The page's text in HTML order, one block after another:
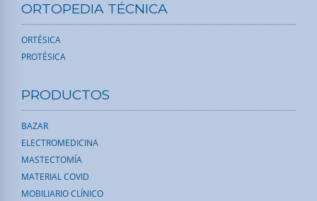
ORTOPEDIA TÉCNICA
ORTÉSICA
PROTÉSICA
PRODUCTOS
BAZAR
ELECTROMEDICINA
MASTECTOMÍA
MATERIAL COVID
MOBILIARIO CLÍNICO